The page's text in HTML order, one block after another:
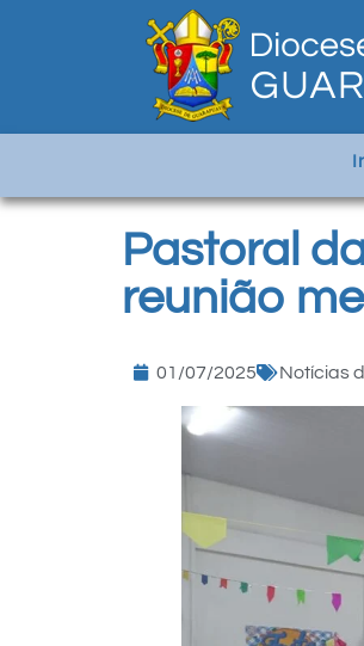
Pastoral
reunião
01/07/2025 Notícias